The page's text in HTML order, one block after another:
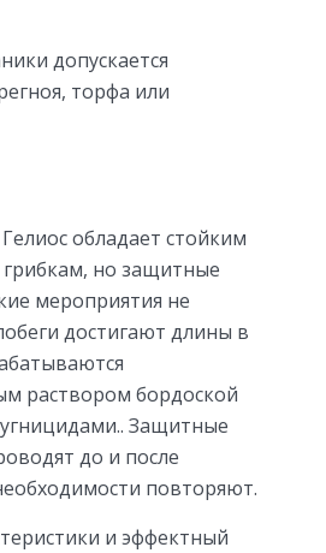
допускается
торфа или
обладает стойким
но защитные
мероприятия не
достигают длины в
раствором бордоской
Защитные
до и после
повторяют.
и эффектный